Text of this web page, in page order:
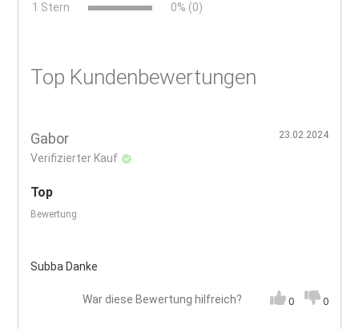
1 Stern 0% (0)
Top Kundenbewertungen
Gabor
Verifizierter Kauf
23.02.2024
Top
Bewertung
Subba Danke
War diese Bewertung hilfreich? 0 0